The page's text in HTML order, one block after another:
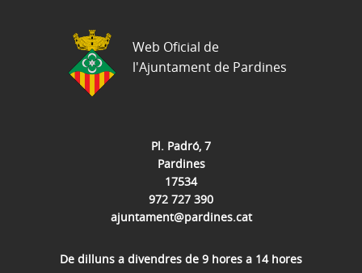
Pl. Padró, 7
Pardines
17534
972 727 390
ajuntament@pardines.cat
De dilluns a divendres de 9 hores a 14 hores
Web Oficial de
l'Ajuntament de Pardines